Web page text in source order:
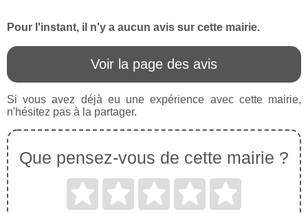
Pour l'instant, il n'y a aucun avis sur cette mairie.
Voir la page des avis
Si vous avez déjà eu une expérience avec cette mairie,
n'hésitez pas à la partager.
Que pensez-vous de cette mairie ?